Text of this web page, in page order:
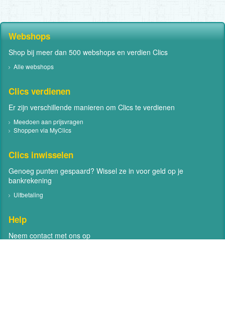
Webshops
Shop bij meer dan 500 webshops en verdien Clics
Alle webshops
Clics verdienen
Er zijn verschillende manieren om Clics te verdienen
Meedoen aan prijsvragen
Shoppen via MyClics
Clics inwisselen
Genoeg punten gespaard? Wissel ze in voor geld op je
bankrekening
Uitbetaling
Help
Neem contact met ons op